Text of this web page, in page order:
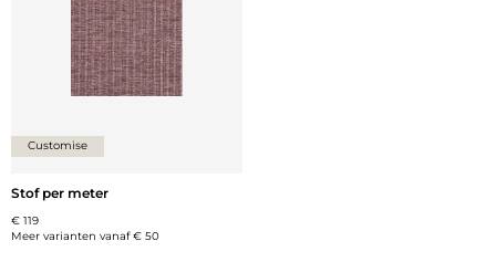
Customise
Stof per meter
€ 119
Meer varianten vanaf€ 50